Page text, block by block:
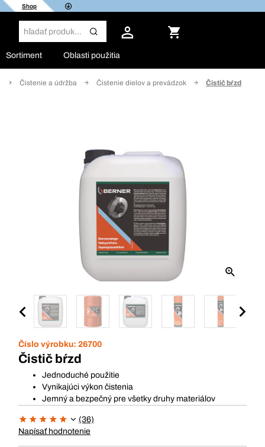
Shop
Sortiment Oblasti použitia
Čistenie a údržba Čistenie dielov a prevádzok Čistič bŕzd
Číslo výrobku: 26700
Čistič bŕzd
Jednoduché použitie
Vynikajúci výkon čistenia
Jemný a bezpečný pre všetky druhy materiálov
(36)
Napísať hodnotenie